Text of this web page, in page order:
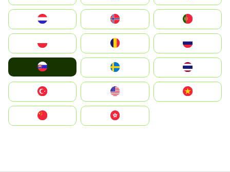
United States
中國香港特別行政區